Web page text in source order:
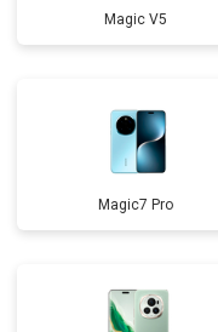
Magic V5
Magic7 Pro